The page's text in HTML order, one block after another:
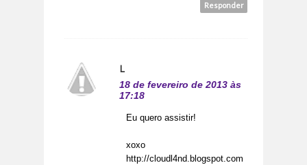
Responder
L
18 de fevereiro de 2013 às
17:18
Eu quero assistir!
xoxo
http://cloudl4nd.blogspot.com